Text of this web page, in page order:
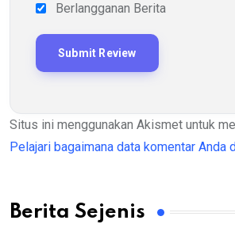
Berlangganan Berita
Situs ini menggunakan Akismet untuk
Pelajari bagaimana data komentar Anda
Berita Sejenis